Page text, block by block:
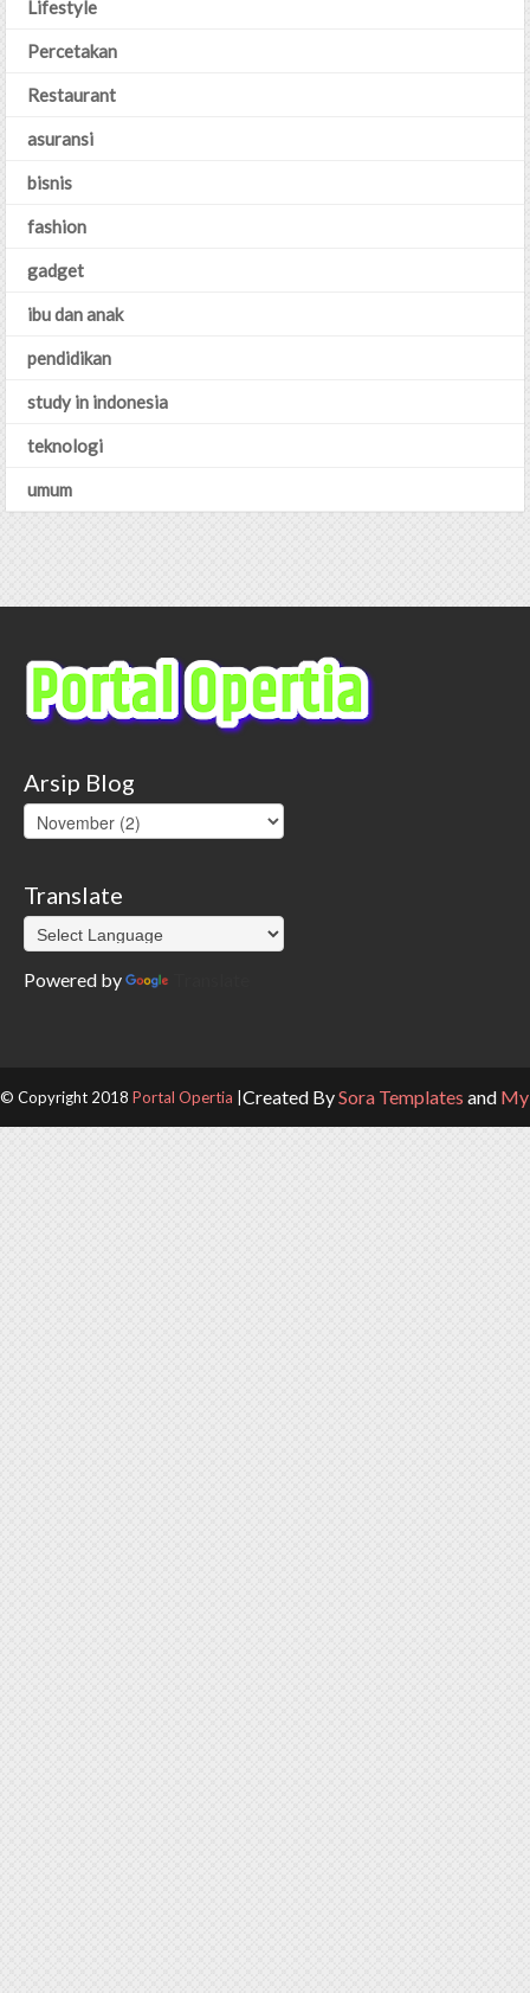
Lifestyle
Percetakan
Restaurant
asuransi
bisnis
fashion
gadget
ibu dan anak
pendidikan
study in indonesia
teknologi
umum
Arsip Blog
Translate
Powered by
© Copyright 2018 Portal Opertia Created BySora Templates and